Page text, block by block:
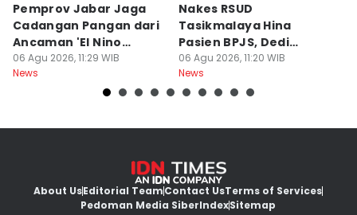
Pemprov Jabar Jaga
Cadangan Pangan dari
Ancaman 'El Nino
Godzilla'
06 Agu 2026, 11:29 WIB
News
Nakes RSUD
Tasikmalaya Hina
Pasien BPJS, Dedi
Mulyadi Minta Disanksi
06 Agu 2026, 11:20 WIB
News
About UsEditorial TeamContact UsTerms of Services
Pedoman Media SiberIndexSitemap